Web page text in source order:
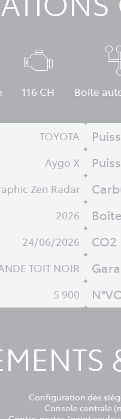
116 CH Boite
TOYOTA
Aygo X
Zen Radar
2026
24/06/2026
TOIT NOIR
5 900
CO2
Configuration des
Console centrale